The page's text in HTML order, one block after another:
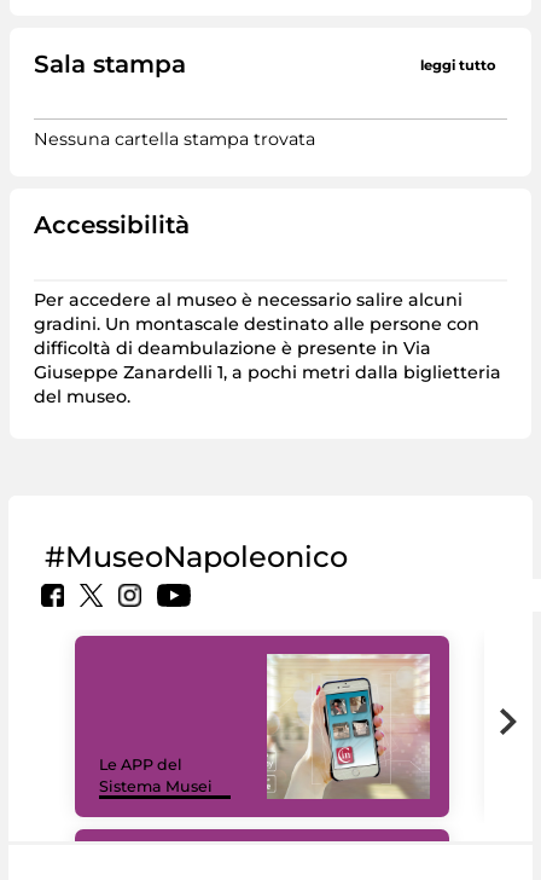
Sala stampa leggi tutto
Nessuna cartella stampa trovata
Accessibilità
Per accedere al museo è necessario salire alcuni
gradini. Un montascale destinato alle persone con
difficoltà di deambulazione è presente in Via
Giuseppe Zanardelli 1, a pochi metri dalla biglietteria
del museo.
#MuseoNapoleonico
Le APP del
Sistema Musei